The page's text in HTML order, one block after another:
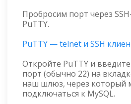
Пробросим порт через
PuTTY.
PuTTY — telnet и SSH
Откройте PuTTY и введите
порт (обычно 22) на
наш шлюз, через который
подключаться к MySQL.